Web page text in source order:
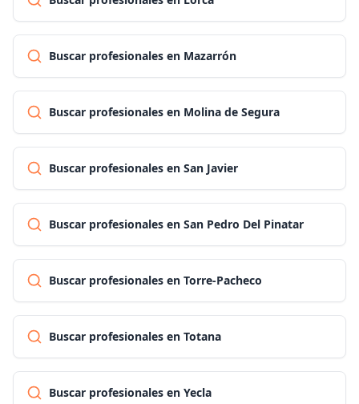
Buscar profesionales en Mazarrón
Buscar profesionales en Molina de Segura
Buscar profesionales en San Javier
Buscar profesionales en San Pedro Del Pinatar
Buscar profesionales en Torre-Pacheco
Buscar profesionales en Totana
Buscar profesionales en Yecla